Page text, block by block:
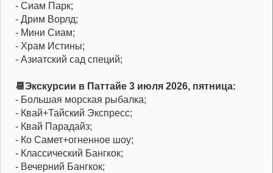
- Сиам Парк;
- Дрим Ворлд;
- Мини Сиам;
- Храм Истины;
- Азиатский сад специй;
📆Экскурсии в Паттайе 3 июля 2026, пятница:
- Большая морская рыбалка;
- Квай+Тайский Экспресс;
- Квай Парадайз;
- Ко Самет+огненное шоу;
- Классический Бангкок;
- Вечерний Бангкок;